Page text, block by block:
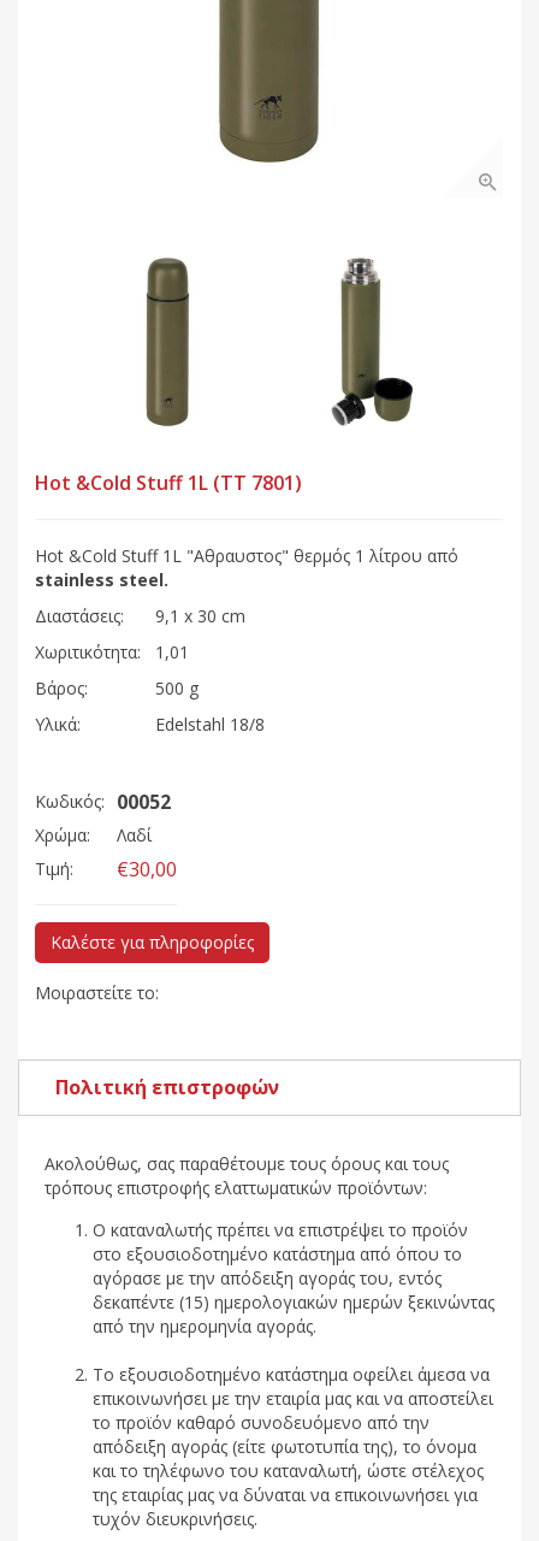
Hot &Cold Stuff 1L (TT 7801)
Hot &Cold Stuff 1L "Αθραυστος" θερμός 1 λίτρου από
stainless steel.
Διαστάσεις:
9,1 x 30 cm
Χωριτικότητα: 1,01
Βάρος:
500 g
Υλικά:
Edelstahl 18/8
Κωδικός: 00052
Χρώμα:
Λαδί
Τιμή:
€30,00
Καλέστε για πληροφορίες
Μοιραστείτε το:
Πολιτική επιστροφών
Ακολούθως, σας παραθέτουμε τους όρους και τους
τρόπους επιστροφής ελαττωματικών προϊόντων:
Ο καταναλωτής πρέπει να επιστρέψει το προϊόν
στο εξουσιοδοτημένο κατάστημα από όπου το
αγόρασε με την απόδειξη αγοράς του, εντός
δεκαπέντε (15) ημερολογιακών ημερών ξεκινώντας
από την ημερομηνία αγοράς.
Το εξουσιοδοτημένο κατάστημα οφείλει άμεσα να
επικοινωνήσει με την εταιρία μας και να αποστείλει
το προϊόν καθαρό συνοδευόμενο από την
απόδειξη αγοράς (είτε φωτοτυπία της), το όνομα
και το τηλέφωνο του καταναλωτή, ώστε στέλεχος
της εταιρίας μας να δύναται να επικοινωνήσει για
τυχόν διευκρινήσεις.